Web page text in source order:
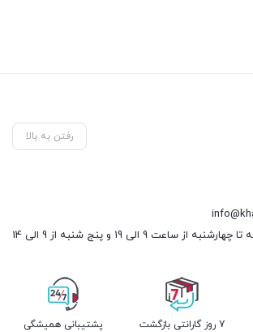
رفتن به بالا
9 الی 19 و پنج شنبه از 9 الی 14
7 روز گارانتی بازگشت
پشتیبانی همیشگی